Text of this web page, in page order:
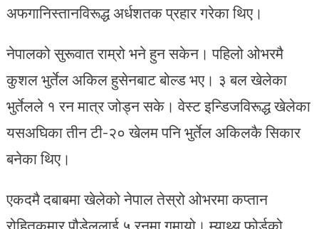
अफगानिस्तानविरूद्ध अर्धशतक प्रहार गरेका थिए।
नेपालको सुरूवात राम्रो भने हुन सकेन। पहिलो ओभरमै
कुशल भुर्तेल अकिल हुसेनबाट बोल्ड भए। ३ बल खेलेका
भुर्तेलले १ रन मात्र जोड्न सके। वेस्ट इन्डिजविरूद्ध खेलेका
यसअघिका तीन टी-२० खेलम पनि भुर्तेल अकिलकै सिकार
बनेका थिए।
एकदमै दबाबमा खेलेको नेपाल तेस्रो ओभरमा कप्तान